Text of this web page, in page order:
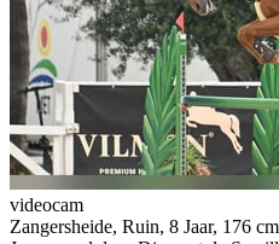
videocam
Zangersheide, Ruin, 8 Jaar, 176